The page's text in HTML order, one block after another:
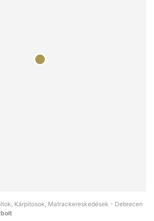
Kárpitosok, Matrackereskedések - Debrecen